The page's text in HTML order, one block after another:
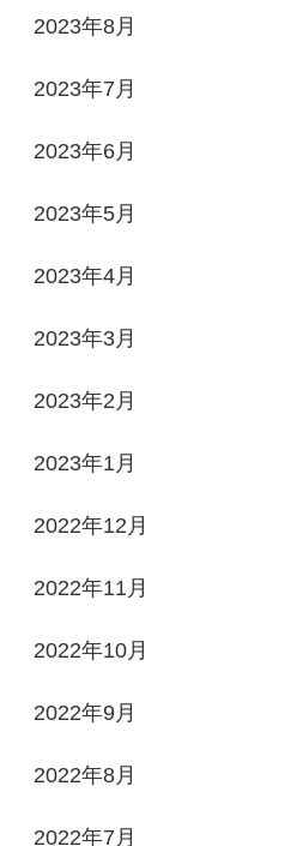
2023年8月
2023年7月
2023年6月
2023年5月
2023年4月
2023年3月
2023年2月
2023年1月
2022年12月
2022年11月
2022年10月
2022年9月
2022年8月
2022年7月